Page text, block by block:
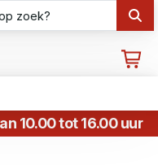
10.00 tot 16.00 uur